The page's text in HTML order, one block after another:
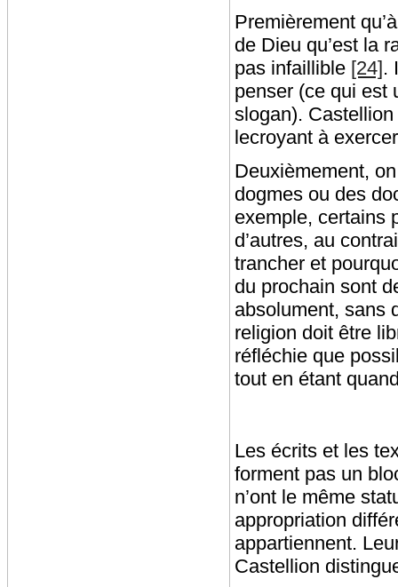
Premièrement
de Dieu qu’est la
pas infaillible [24].
penser (ce qui est
slogan).
lecroyant à
Deuxièmement,
dogmes ou des
exemple, certains
d’autres, au
trancher et
du prochain sont
absolument, sans
religion doit être
réfléchie que
tout en étant
Les écrits et les
forment pas un
n’ont le même
appropriation
appartiennent.
Castellion